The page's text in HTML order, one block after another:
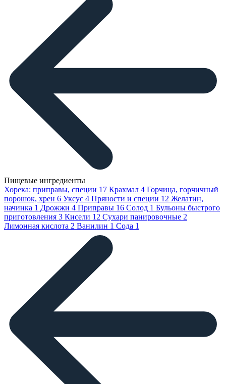
Пищевые ингредиенты
Хорека: приправы, специи 17 Крахмал 4 Горчица, горчичный
порошок, хрен 6 Уксус 4 Пряности и специи 12 Желатин,
начинка 1 Дрожжи 4 Приправы 16 Солод 1 Бульоны быстрого
приготовления 3 Кисели 12 Сухари панировочные 2
Лимонная кислота 2 Ванилин 1 Сода 1